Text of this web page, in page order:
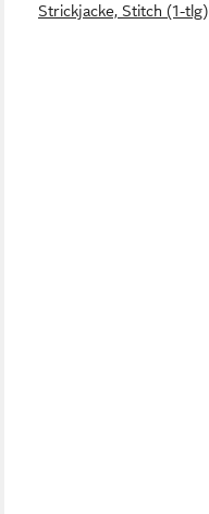
Strickjacke, Stitch (1-tlg)